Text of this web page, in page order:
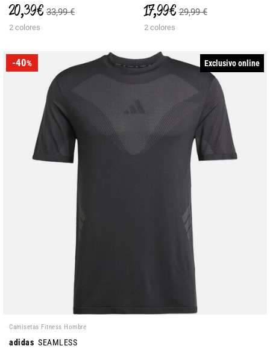
20,39 € 33,99 €
2 colores
17,99 € 29,99 €
2 colores
-40% Exclusivo online
Camisetas Fitness Hombre
adidas SEAMLESS